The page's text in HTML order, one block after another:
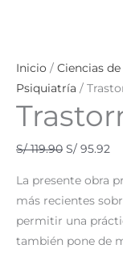
Inicio / Ciencias
Psiquiatría /
S/119.90 S/ 95.92
La presente obra
más recientes
permitir una
también pone de